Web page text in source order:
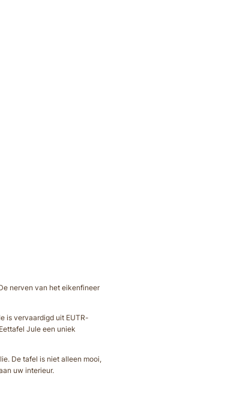
nerven van het eikenfineer
is vervaardigd uit EUTR-
Jule een uniek
De tafel is niet alleen mooi,
uw interieur.